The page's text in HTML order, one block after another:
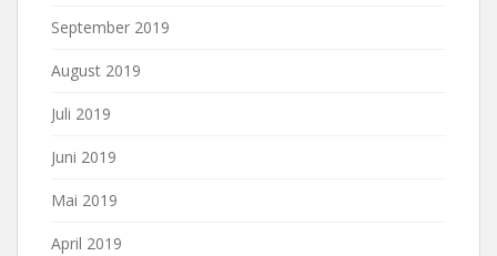
September 2019
August 2019
Juli 2019
Juni 2019
Mai 2019
April 2019